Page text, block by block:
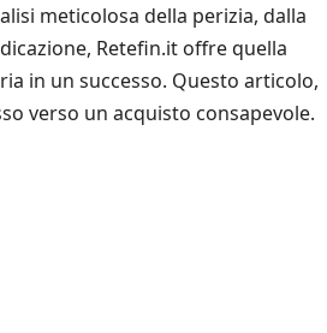
meticolosa della perizia, dalla
Retefin.it offre quella
in un successo. Questo articolo,
verso un acquisto consapevole.